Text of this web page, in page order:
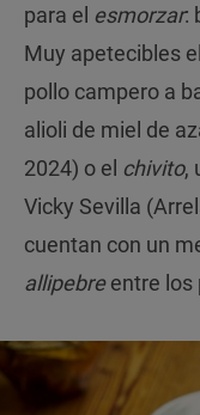
para el esmorzar:
Muy apetecibles
pollo campero a
alioli de miel de
2024) o el chivito,
Vicky Sevilla
cuentan con un
allipebreentre los